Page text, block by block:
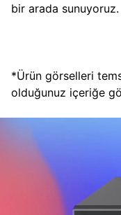
bir arada sunuyoruz.
*Ürün görselleri
olduğunuz içeriğe